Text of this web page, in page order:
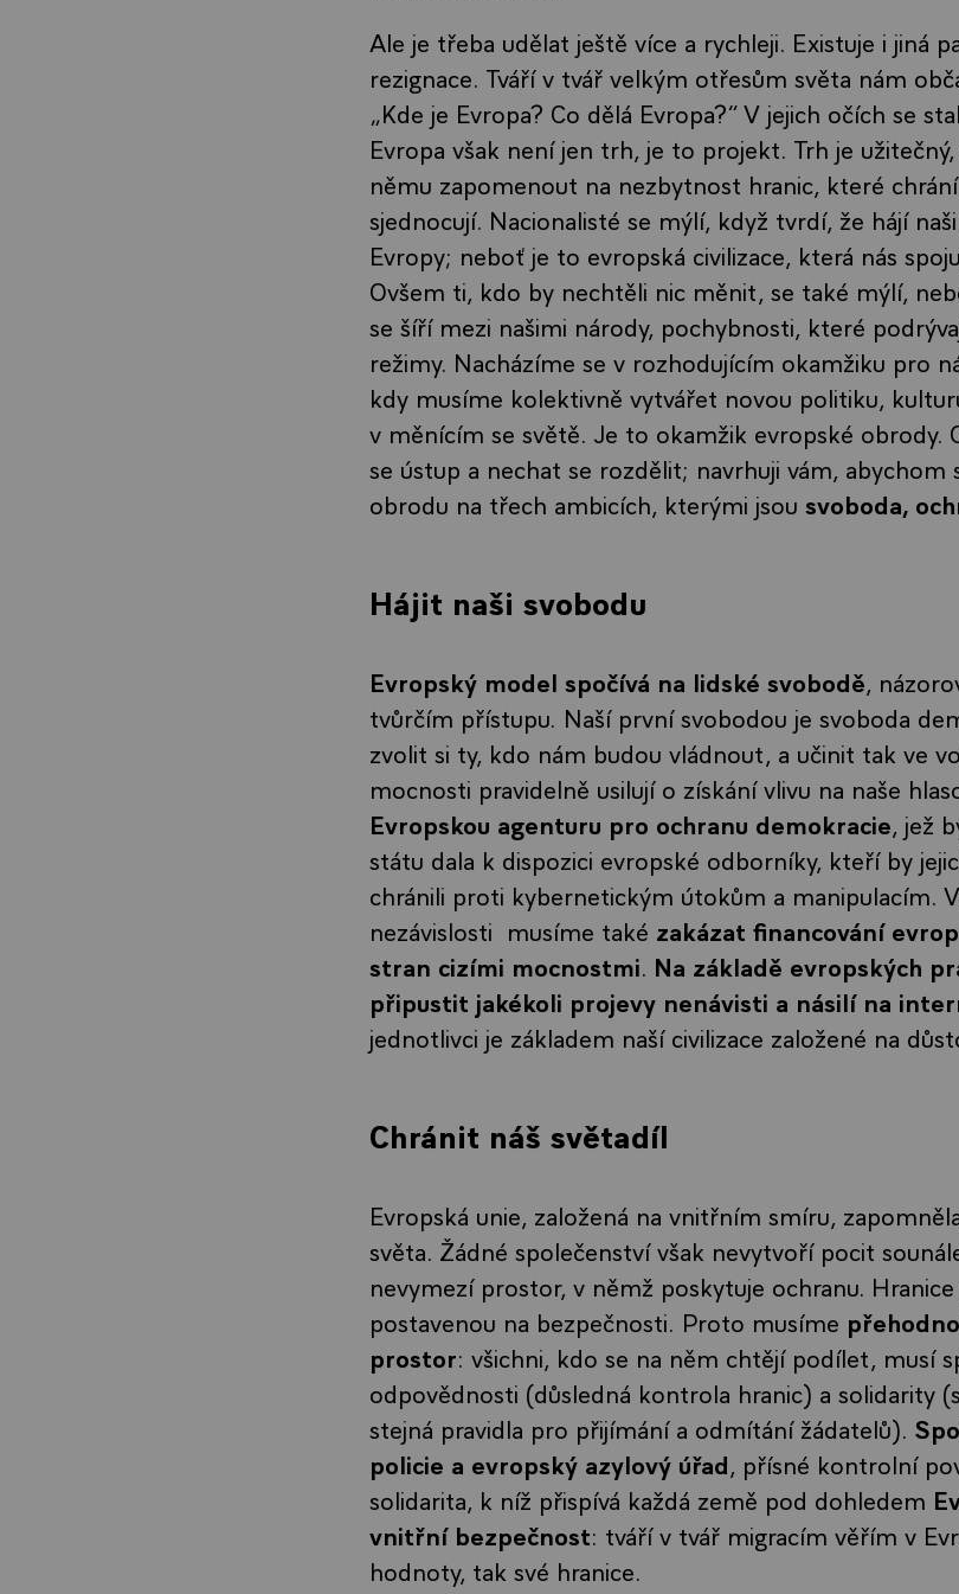
Ale je třeba udělat ještě více a rychleji. Existuje i jiná
rezignace. Tváří v tvář velkým otřesům světa nám
„Kde je Evropa? Co dělá Evropa?“ V jejich očích se
Evropa však není jen trh, je to projekt. Trh je
němu zapomenout na nezbytnost hranic, které
sjednocují. Nacionalisté se mýlí, když tvrdí, že hájí
Evropy; neboť je to evropská civilizace, která nás
Ovšem ti, kdo by nechtěli nic měnit, se také mýlí,
se šíří mezi našimi národy, pochybnosti, které
režimy. Nacházíme se v rozhodujícím okamžiku pro
kdy musíme kolektivně vytvářet novou politiku,
v měnícím se světě. Je to okamžik evropské obrody.
se ústup a nechat se rozdělit; navrhuji vám, abychom
obrodu na třech ambicích, kterými jsou svoboda,
Hájit naši svobodu
Evropský model spočívá na lidské svobodě,
tvůrčím přístupu. Naší první svobodou je svoboda
zvolit si ty, kdo nám budou vládnout, a učinit tak ve
mocnosti pravidelně usilují o získání vlivu na naše
Evropskou agenturu pro ochranu demokracie, jež
státu dala k dispozici evropské odborníky, kteří by
chránili proti kybernetickým útokům a manipulacím.
nezávislosti musíme také zakázat financování
stran cizími mocnostmi. Na základě evropských
připustit jakékoli projevy nenávisti a násilí na
jednotlivci je základem naší civilizace založené na
Chránit náš světadíl
Evropská unie, založená na vnitřním smíru,
světa. Žádné společenství však nevytvoří pocit
nevymezí prostor, v němž poskytuje ochranu.
postavenou na bezpečnosti. Proto musíme
prostor: všichni, kdo se na něm chtějí podílet, musí
odpovědnosti (důsledná kontrola hranic) a solidarity
stejná pravidla pro přijímání a odmítání žádatelů).
policie a evropský azylový úřad, přísné kontrolní
solidarita, k níž přispívá každá země pod dohledem
vnitřní bezpečnost: tváří v tvář migracím věřím v
hodnoty, tak své hranice.